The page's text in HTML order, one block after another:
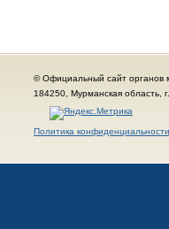
© Официальный сайт органов
184250, Мурманская область,
Политика конфиденциальности